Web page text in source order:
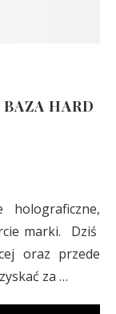
HARD
marki. Dziś
oraz przede
za …